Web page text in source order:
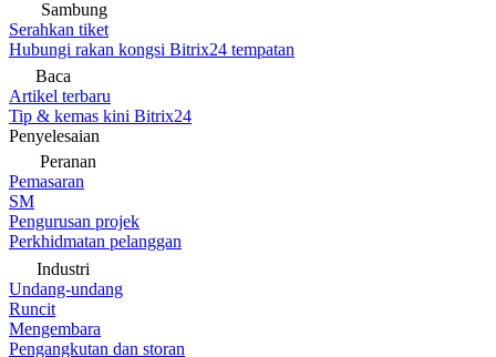
Sambung
Serahkan tiket
Hubungi rakan kongsi Bitrix24 tempatan
Baca
Artikel terbaru
Tip & kemas kini Bitrix24
Penyelesaian
Peranan
Pemasaran
SM
Pengurusan projek
Perkhidmatan pelanggan
Industri
Undang-undang
Runcit
Mengembara
Pengangkutan dan storan